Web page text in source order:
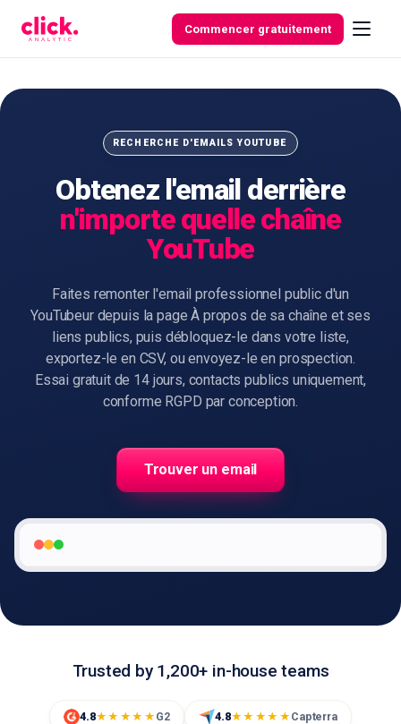
Commencer gratuitement
Fonctionnalités
Outils
gratuits
🇫🇷FR
RECHERCHE D'EMAILS YOUTUBE
Obtenez l'email derrière
n'importe quelle chaîne
YouTube
Faites remonter l'email professionnel public d'un
YouTubeur depuis la page À propos de sa chaîne et ses
liens publics, puis débloquez-le dans votre liste,
exportez-le en CSV, ou envoyez-le en prospection.
Essai gratuit de 14 jours, contacts publics uniquement,
conforme RGPD par conception.
Trouver un email
Trusted by 1,200+ in-house teams
4.8★★★★★ G2 4.8★★★★★ Capterra